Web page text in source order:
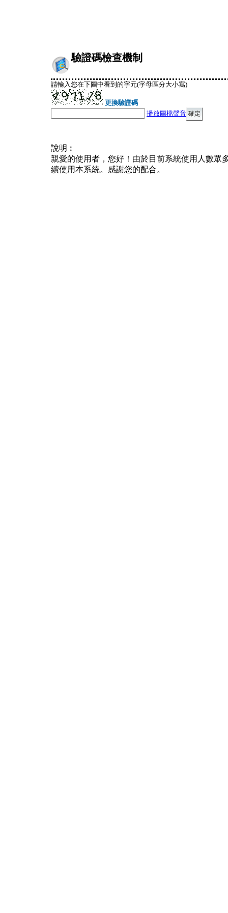
驗證碼檢查機制
請輸入您在下圖中看到的字元(字母區分大小寫)
更換驗證碼
播放圖檔聲音
說明︰
親愛的使用者，您好！由於目前系統使用人數眾
續使用本系統。感謝您的配合。